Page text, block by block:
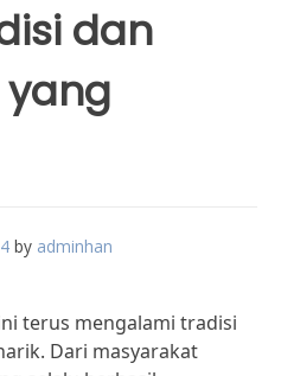
dan
by adminhan
terus mengalami tradisi
Dari masyarakat